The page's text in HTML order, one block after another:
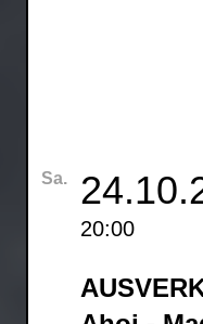
Sa.
20:00